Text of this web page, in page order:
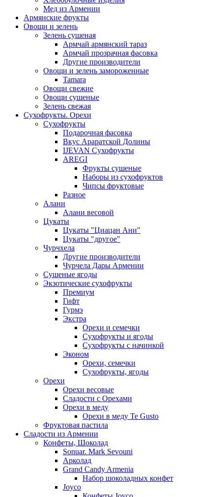
Мед из Армении
Армянские фрукты
Овощи и зелень
Зелень сушеная
Армчай армянский тараз
Армчай прозрачная фасовка
Другие производители
Овощи и зелень замороженные
Tamara
Овощи свежие
Овощи сушеные
Зелень свежая
Сухофрукты. Орехи
Сухофрукты
Подарочная фасовка
Вкус Араратской Долины
IJEVAN Сухофрукты
AREGI
Фрукты сушеные
Наборы из сухофруктов
Чипсы фруктовые
Разное
Алани
Алани весовой
Цукаты
Цукаты "Циацан Ани"
Цукаты "другое"
Чурчхела
Другие производители
Чурчела Дары Армении
Сушеные ягоды
Экзотические сухофрукты
Премиум
Гифт
Гурмэ
Экстра
Орехи и семечки
Сухофрукты и ягоды
Сухофрукты с начинкой
Эконом
Орехи, семечки
Сухофрукты, ягоды
Орехи
Орехи весовые
Сладости с Орехами
Орехи в меду
Орехи в меду Te Gusto
Фруктовая пастила
Сладости из Армении
Конфеты, Шоколад
Sonuar. Mark Sevouni
Арколад
Grand Candy Armenia
Набор шоколадных конфет
Joyco